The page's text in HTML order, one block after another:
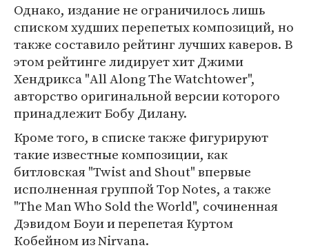
Однако, издание не ограничилось лишь
списком худших перепетых композиций, но
также составило рейтинг лучших каверов. В
этом рейтинге лидирует хит Джими
Хендрикса "All Along The Watchtower",
авторство оригинальной версии которого
принадлежит Бобу Дилану.
Кроме того, в списке также фигурируют
такие известные композиции, как
битловская "Twist and Shout" впервые
исполненная группой Top Notes, а также
"The Man Who Sold the World", сочиненная
Дэвидом Боуи и перепетая Куртом
Кобейном из Nirvana.